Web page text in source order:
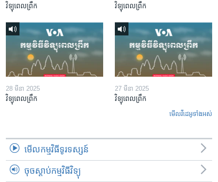
វិទ្យុពេលព្រឹក វិទ្យុពេលព្រឹក
28 មីនា 2025
វិទ្យុពេលព្រឹក
27 មីនា 2025
វិទ្យុពេលព្រឹក
មើល​វីដេអូ​ទាំង​អស់
មើល​កម្មវិធី​ទូរទស្សន៍
ចុចស្តាប់កម្មវិធីវិទ្យុ